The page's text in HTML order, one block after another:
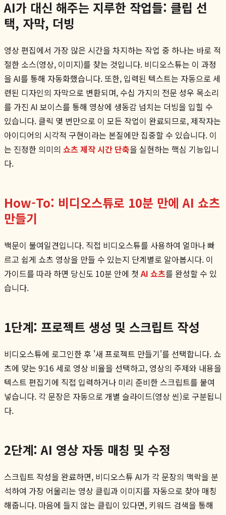
AI가 대신 해주는 지루한 작업들: 클립 선
택, 자막, 더빙
영상 편집에서 가장 많은 시간을 차지하는 작업 중 하나는 바로 적
절한 소스(영상, 이미지)를 찾는 것입니다. 비디오스튜는 이 과정
을 AI를 통해 자동화했습니다. 또한, 입력된 텍스트는 자동으로 세
련된 디자인의 자막으로 변환되며, 수십 가지의 전문 성우 목소리
를 가진 AI 보이스를 통해 영상에 생동감 넘치는 더빙을 입힐 수
있습니다. 클릭 몇 번만으로 이 모든 작업이 완료되므로, 제작자는
아이디어의 시각적 구현이라는 본질에만 집중할 수 있습니다. 이
는 진정한 의미의 쇼츠 제작 시간 단축을 실현하는 핵심 기능입니
다.
How-To: 비디오스튜로 10분 만에 AI 쇼츠
만들기
백문이 불여일견입니다. 직접 비디오스튜를 사용하여 얼마나 빠
르고 쉽게 쇼츠 영상을 만들 수 있는지 단계별로 알아봅시다. 이
가이드를 따라 하면 당신도 10분 안에 첫 AI 쇼츠를 완성할 수 있
습니다.
1단계: 프로젝트 생성 및 스크립트 작성
비디오스튜에 로그인한 후 '새 프로젝트 만들기'를 선택합니다. 쇼
츠에 맞는 9:16 세로 영상 비율을 선택하고, 영상의 주제와 내용을
텍스트 편집기에 직접 입력하거나 미리 준비한 스크립트를 붙여
넣습니다. 각 문장은 자동으로 개별 슬라이드(영상 씬)로 구분됩니
다.
2단계: AI 영상 자동 매칭 및 수정
스크립트 작성을 완료하면, 비디오스튜 AI가 각 문장의 맥락을 분
석하여 가장 어울리는 영상 클립과 이미지를 자동으로 찾아 매칭
해줍니다. 마음에 들지 않는 클립이 있다면, 키워드 검색을 통해